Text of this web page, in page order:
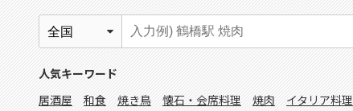
人気キーワード
居酒屋
和食 焼き鳥 懐石・会席料理 焼肉 イタリア料理